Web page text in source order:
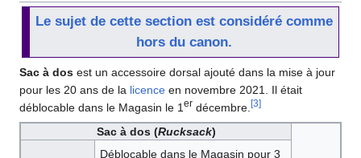
Le sujet de cette section est considéré comme
hors du canon.
Sac à dos est un accessoire dorsal ajouté dans la mise à jour
pour les 20 ans de la licence en novembre 2021. Il était
déblocable dans le Magasin le 1 er décembre. [3]
Sac à dos (Rucksack)
Déblocable dans le Magasin pour 3